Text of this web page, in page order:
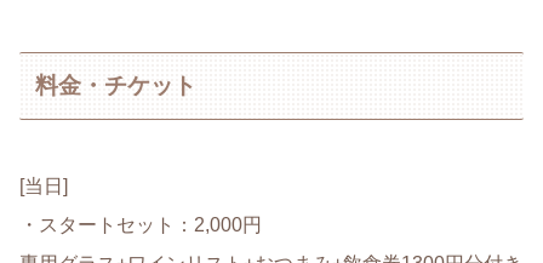
料金・チケット
[当日]
・スタートセット：2,000円